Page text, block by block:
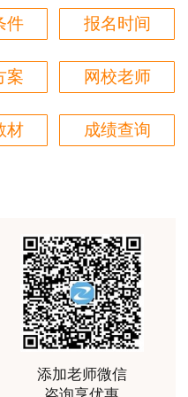
浅出，理论和记忆口诀
趣、易于理解，支持！
老师的课程学习，讲解
件 报名时间
案 网校老师
材 成绩查询
添加老师微信